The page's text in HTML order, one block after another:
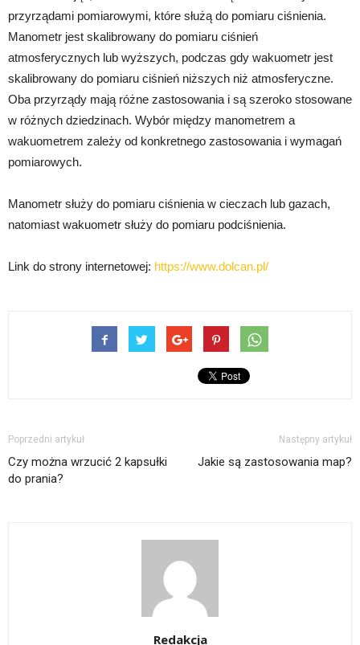
przyrządami pomiarowymi, które służą do pomiaru ciśnienia.
Manometr jest skalibrowany do pomiaru ciśnień
atmosferycznych lub wyższych, podczas gdy wakuometr jest
skalibrowany do pomiaru ciśnień niższych niż atmosferyczne.
Oba przyrządy mają różne zastosowania i są szeroko stosowane
w różnych dziedzinach. Wybór między manometrem a
wakuometrem zależy od konkretnego zastosowania i wymagań
pomiarowych.
Manometr służy do pomiaru ciśnienia w cieczach lub gazach,
natomiast wakuometr służy do pomiaru podciśnienia.
Link do strony internetowej: https://www.dolcan.pl/
Poprzedni artykuł
Czy można wrzucić 2 kapsułki
do prania?
Następny artykuł
Jakie są zastosowania map?
Redakcja